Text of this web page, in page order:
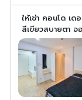
ให้เช่า คอนโด เ
สีเขียวสบายตา